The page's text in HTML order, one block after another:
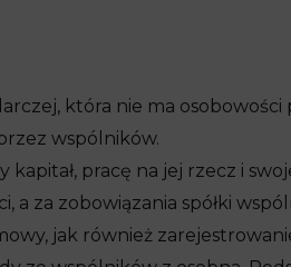
która nie ma osobowości
wspólników.
pracę na jej rzecz i
a za zobowiązania spółki
jak również